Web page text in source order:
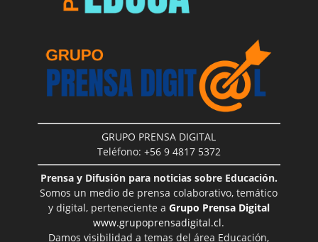
GRUPO PRENSA DIGITAL
Teléfono: +56 9 4817 5372
Prensa y Difusión para noticias sobre Educación.
Somos un medio de prensa colaborativo, temático
y digital, perteneciente a Grupo Prensa Digital
www.grupoprensadigital.cl.
Damos visibilidad a temas del área Educación,